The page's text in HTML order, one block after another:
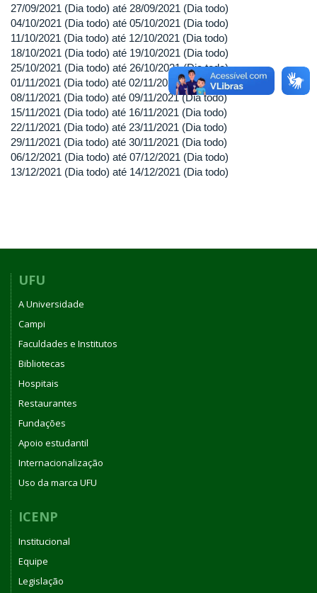
27/09/2021 (Dia todo) até 28/09/2021 (Dia todo)
04/10/2021 (Dia todo) até 05/10/2021 (Dia todo)
11/10/2021 (Dia todo) até 12/10/2021 (Dia todo)
18/10/2021 (Dia todo) até 19/10/2021 (Dia todo)
25/10/2021 (Dia todo) até 26/10/2021 (Dia todo)
01/11/2021 (Dia todo) até 02/11/2021 (Dia todo)
08/11/2021 (Dia todo) até 09/11/2021 (Dia todo)
15/11/2021 (Dia todo) até 16/11/2021 (Dia todo)
22/11/2021 (Dia todo) até 23/11/2021 (Dia todo)
29/11/2021 (Dia todo) até 30/11/2021 (Dia todo)
06/12/2021 (Dia todo) até 07/12/2021 (Dia todo)
13/12/2021 (Dia todo) até 14/12/2021 (Dia todo)
UFU
A Universidade
Campi
Faculdades e Institutos
Bibliotecas
Hospitais
Restaurantes
Fundações
Apoio estudantil
Internacionalização
Uso da marca UFU
ICENP
Institucional
Equipe
Legislação